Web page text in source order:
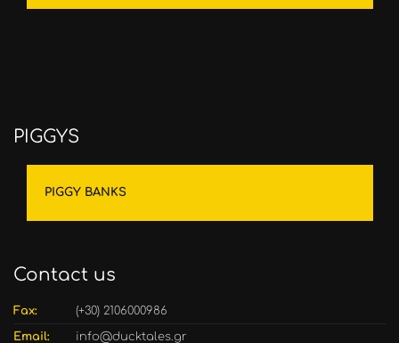
PIGGYS
PIGGY BANKS
Contact us
Fax: (+30) 2106000986
Email: info@ducktales.gr